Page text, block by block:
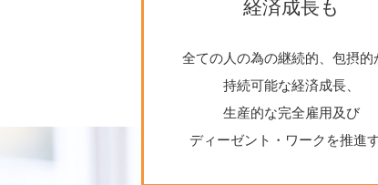
経済成長も
全ての人の為の継続的、包摂的
持続可能な経済成長、
生産的な完全雇用及び
ディーゼント・ワークを推進